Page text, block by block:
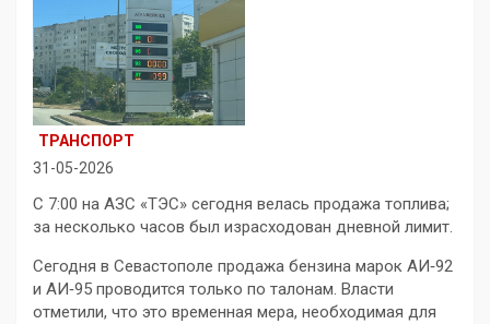
ТРАНСПОРТ
31-05-2026
С 7:00 на АЗС «ТЭС» сегодня велась продажа топлива;
за несколько часов был израсходован дневной лимит.
Сегодня в Севастополе продажа бензина марок АИ‑92
и АИ‑95 проводится только по талонам. Власти
отметили, что это временная мера, необходимая для